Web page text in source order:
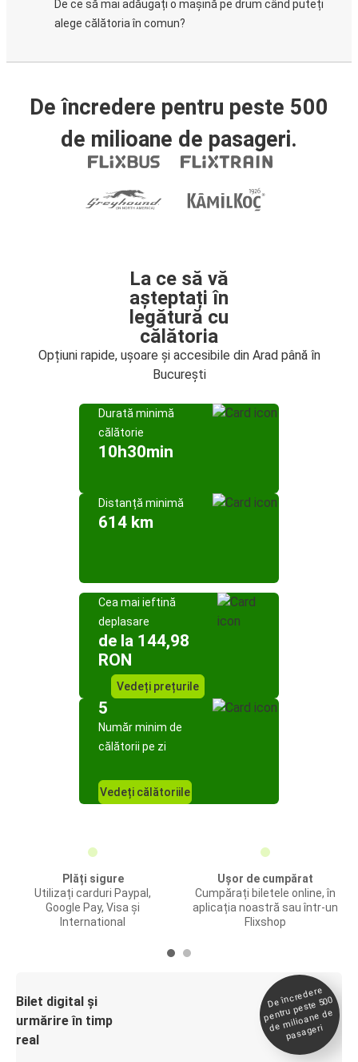
De ce să mai adăugați o mașină pe drum când puteți
alege călătoria în comun?
De încredere pentru peste 500
de milioane de pasageri.
La ce să vă
așteptați în
legătură cu
călătoria
Opțiuni rapide, ușoare și accesibile din Arad până în
București
Durată minimă
călătorie
10h30min
Distanță minimă
614 km
Cea mai ieftină
deplasare
de la 144,98
RON
Vedeți prețurile
5
Număr minim de
călătorii pe zi
Vedeți călătoriile
Plăți sigure
Utilizați carduri Paypal,
Google Pay, Visa și
International
Ușor de cumpărat
Cumpărați biletele online, în
aplicația noastră sau într-un
Flixshop
Bilet digital și
urmărire în timp
real
De încredere
pentru peste 500
de
milioane de
pasageri